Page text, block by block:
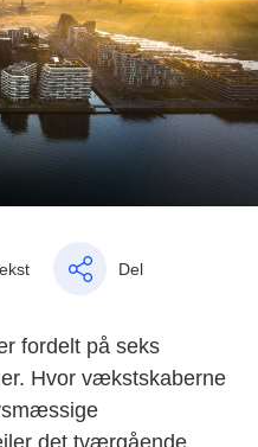
Del
fordelt på seks
Hvor vækstskaberne